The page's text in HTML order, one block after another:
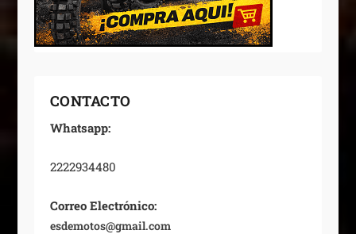
CONTACTO
Whatsapp:
2222934480
Correo Electrónico:
esdemotos@gmail.com